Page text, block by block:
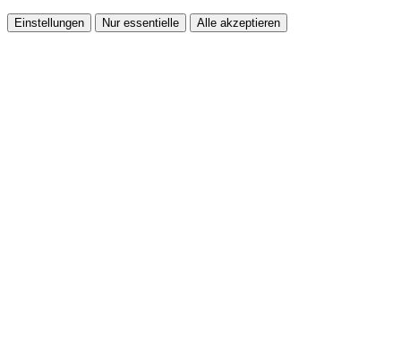
Einstellungen Nur essentielle Alle akzeptieren